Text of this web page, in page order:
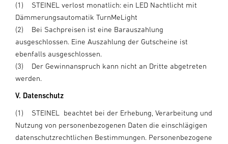
(1) STEINEL verlost monatlich: ein LED Nachtlicht mit
Dämmerungsautomatik TurnMeLight
(2) Bei Sachpreisen ist eine Barauszahlung
ausgeschlossen. Eine Auszahlung der Gutscheine ist
ebenfalls ausgeschlossen.
(3) Der Gewinnanspruch kann nicht an Dritte abgetreten
werden.
V. Datenschutz
(1) STEINEL beachtet bei der Erhebung, Verarbeitung und
Nutzung von personenbezogenen Daten die einschlägigen
datenschutzrechtlichen Bestimmungen. Personenbezogene